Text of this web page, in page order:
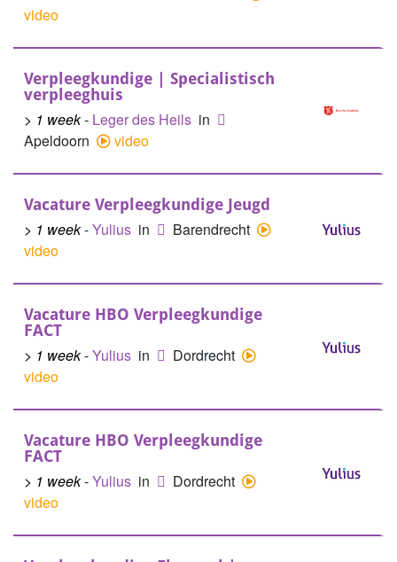
video
Verpleegkundige | Specialistisch
verpleeghuis
> 1 week- Leger des Heils in
Apeldoorn
video
Vacature Verpleegkundige Jeugd
> 1 week-Yulius in
Barendrecht
video
Vacature HBO Verpleegkundige
FACT
> 1 week-Yulius in
Dordrecht
video
Vacature HBO Verpleegkundige
FACT
> 1 week-Yulius in
Dordrecht
video